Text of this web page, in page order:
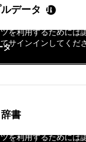
データ
タ
を利用するためには
サインインしてくだ
書
を利用するためには